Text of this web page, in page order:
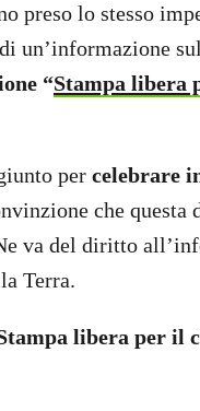
preso lo stesso
un’informazione
“Stampa libera
per celebrare
che questa
va del diritto
Terra.
libera per il